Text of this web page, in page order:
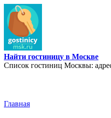
Перейти к основному
Найти гостиницу в Москве
Список гостиниц Москвы:
Главная